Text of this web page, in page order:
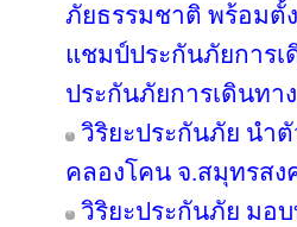
ภัยธรรมชาติ พร้อมตั้
แชมป์ประกันภัยการ
ประกันภัยการเดินทาง
วิริยะประกันภัย นำ
คลองโคน จ.สมุทรสง
วิริยะประกันภัย มอ